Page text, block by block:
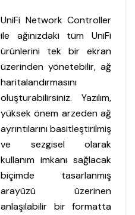
UniFi Network Controller
ile ağınızdaki tüm UniFi
ürünlerini tek bir ekran
üzerinden yönetebilir, ağ
haritalandırmasını
oluşturabilirsiniz. Yazılım,
yüksek önem arzeden ağ
ayrıntılarını basitleştirilmiş
ve sezgisel olarak
kullanım imkanı sağlacak
biçimde tasarlanmış
arayüzü üzerinen
anlaşılabilir bir formatta